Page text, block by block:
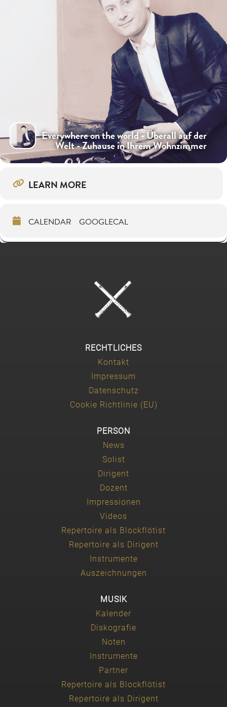
Everywhere on the world - Überall auf der
Welt - Zuhause in Ihrem Wohnzimmer
LEARN MORE
CALENDAR GOOGLECAL
RECHTLICHES
Kontakt
Impressum
Datenschutz
Cookie Richtlinie (EU)
PERSON
News
Solist
Dirigent
Dozent
Impressionen
Videos
Repertoire als Blockflötist
Repertoire als Dirigent
Instrumente
Auszeichnungen
MUSIK
Kalender
Diskografie
Noten
Instrumente
Partner
Repertoire als Blockflötist
Repertoire als Dirigent